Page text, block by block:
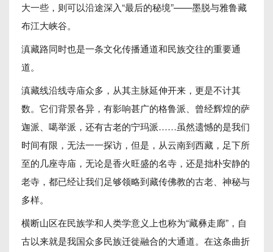
大一些，则可以沿途深入“最后的秘境”——墨脱与雅鲁藏
布江大峡谷。
滇藏路同时也是一条文化传播通道和民族交往的重要通
道。
滇藏线沿线寺庙众多，从其主脉延伸开来，更是不计其
数。它们背景各异，有影响甚广的格鲁派、曾经辉煌的萨
迦派、噶举派，还有古老的宁玛派……虽然遗憾的是我们
时间有限，无法一一探访，但是，从云南到西藏，足下所
至的几座寺庙，无论是香火旺盛的名寺，还是拙朴安静的
老寺，都已经让我们足够领略到藏传佛教的古老、神秘与
多样。
横断山区在民族学和人类学意义上也称为“藏彝走廊”，自
古以来就是我国众多民族迁徙融合的大通道。在这条曲折